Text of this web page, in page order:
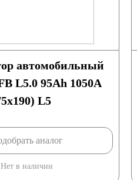
19 А/ч
автомобильный
L5.0 95Ah 1050A
L5
аналог
Нет в наличии